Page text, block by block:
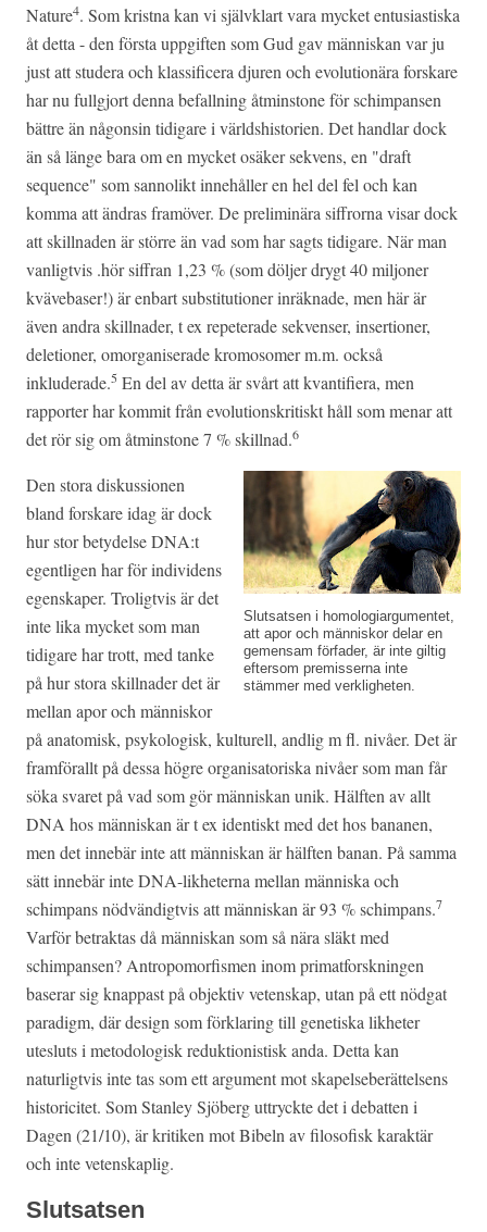
Nature4. Som kristna kan vi självklart vara mycket entusiastiska
åt detta - den första uppgiften som Gud gav människan var ju
just att studera och klassificera djuren och evolutionära forskare
har nu fullgjort denna befallning åtminstone för schimpansen
bättre än någonsin tidigare i världshistorien. Det handlar dock
än så länge bara om en mycket osäker sekvens, en "draft
sequence" som sannolikt innehåller en hel del fel och kan
komma att ändras framöver. De preliminära siffrorna visar dock
att skillnaden är större än vad som har sagts tidigare. När man
vanligtvis .hör siffran 1,23 % (som döljer drygt 40 miljoner
kvävebaser!) är enbart substitutioner inräknade, men här är
även andra skillnader, t ex repeterade sekvenser, insertioner,
deletioner, omorganiserade kromosomer m.m. också
inkluderade.5 En del av detta är svårt att kvantifiera, men
rapporter har kommit från evolutionskritiskt håll som menar att
det rör sig om åtminstone 7 % skillnad.6
Slutsatsen i homologiargumentet,
att apor och människor delar en
gemensam förfader, är inte giltig
eftersom premisserna inte
stämmer med verkligheten.
Den stora diskussionen
bland forskare idag är dock
hur stor betydelse DNA:t
egentligen har för individens
egenskaper. Troligtvis är det
inte lika mycket som man
tidigare har trott, med tanke
på hur stora skillnader det är
mellan apor och människor
på anatomisk, psykologisk, kulturell, andlig m fl. nivåer. Det är
framförallt på dessa högre organisatoriska nivåer som man får
söka svaret på vad som gör människan unik. Hälften av allt
DNA hos människan är t ex identiskt med det hos bananen,
men det innebär inte att människan är hälften banan. På samma
sätt innebär inte DNA-likheterna mellan människa och
schimpans nödvändigtvis att människan är 93 % schimpans.7
Varför betraktas då människan som så nära släkt med
schimpansen? Antropomorfismen inom primatforskningen
baserar sig knappast på objektiv vetenskap, utan på ett nödgat
paradigm, där design som förklaring till genetiska likheter
utesluts i metodologisk reduktionistisk anda. Detta kan
naturligtvis inte tas som ett argument mot skapelseberättelsens
historicitet. Som Stanley Sjöberg uttryckte det i debatten i
Dagen (21/10), är kritiken mot Bibeln av filosofisk karaktär
och inte vetenskaplig.
Slutsatsen